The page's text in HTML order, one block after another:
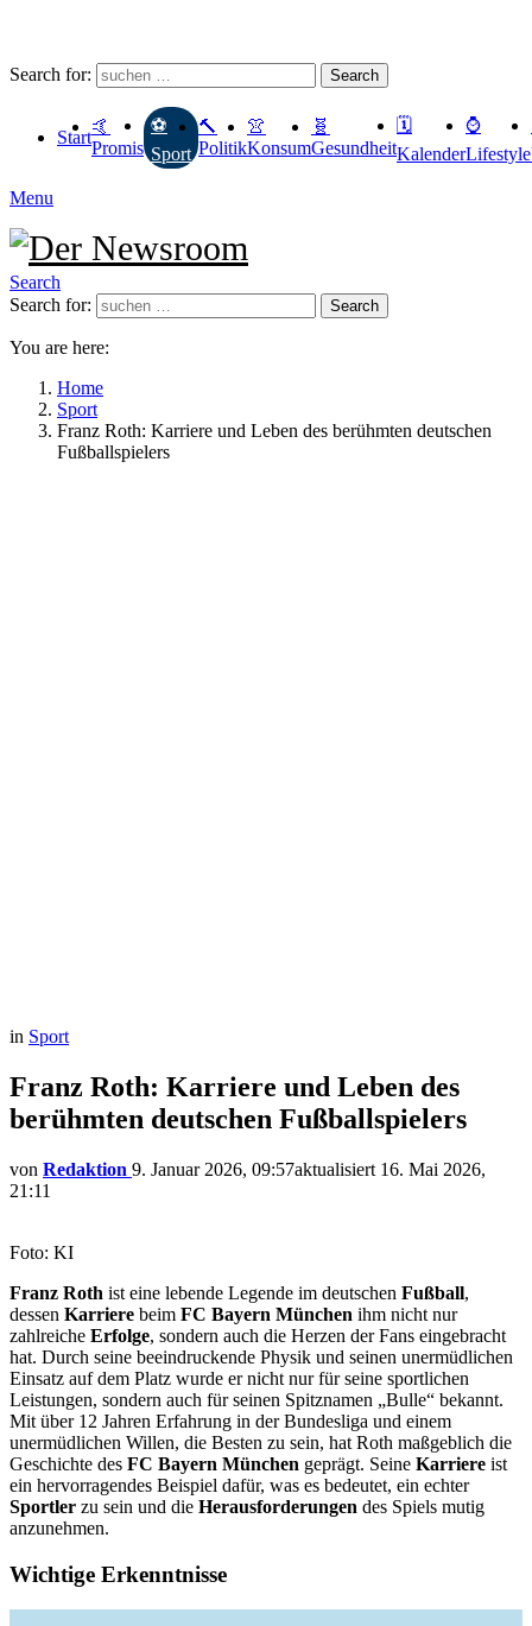
Search for: Search
Start
🤙
Promis
⚽️
Sport
🔨
Politik
👚
Konsum
🧬
Gesundheit
🗓
Kalender
⌚️
Lifestyle
Menu
Search
Search for:
Search
You are here:
Home
Sport
Franz Roth: Karriere und Leben des berühmten deutschen
Fußballspielers
in Sport
Franz Roth: Karriere und Leben des
berühmten deutschen Fußballspielers
von Redaktion 9. Januar 2026, 09:57aktualisiert 16. Mai 2026,
21:11
Foto: KI
Franz Roth ist eine lebende Legende im deutschen Fußball,
dessen Karriere beim FC Bayern München ihm nicht nur
zahlreiche Erfolge, sondern auch die Herzen der Fans eingebracht
hat. Durch seine beeindruckende Physik und seinen unermüdlichen
Einsatz auf dem Platz wurde er nicht nur für seine sportlichen
Leistungen, sondern auch für seinen Spitznamen „Bulle“ bekannt.
Mit über 12 Jahren Erfahrung in der Bundesliga und einem
unermüdlichen Willen, die Besten zu sein, hat Roth maßgeblich die
Geschichte des FC Bayern München geprägt. Seine Karriere ist
ein hervorragendes Beispiel dafür, was es bedeutet, ein echter
Sportler zu sein und die Herausforderungen des Spiels mutig
anzunehmen.
Wichtige Erkenntnisse